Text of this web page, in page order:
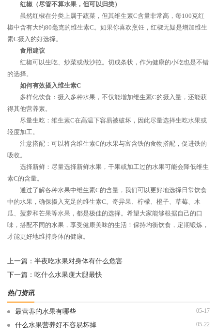
红椒（尽管不算水果，但可以归类）
虽然红椒在分类上属于蔬菜，但其维生素C含量非常高，每100克红
椒中含有大约80毫克的维生素C。如果你喜欢烹饪，红椒无疑是增加维生
素C摄入的好选择。
食用建议
红椒可以生吃、炒菜或做沙拉。切成条状，作为健康的小吃也是不错
的选择。
如何有效摄入维生素C
多样化饮食：摄入多种水果，不仅能增加维生素C的摄入量，还能获
得其他营养素。
尽量生吃：维生素C在高温下容易被破坏，因此尽量选择生吃水果或
轻度加工。
注意搭配：可以将含维生素C的水果与富含铁的食物搭配，促进铁的
吸收。
选择新鲜：尽量选择新鲜水果，干果或加工过的水果可能会降低维生
素C的含量。
通过了解各种水果中维生素C的含量，我们可以更好地选择日常饮食
中的水果，确保摄入充足的维生素C。奇异果、柠檬、橙子、草莓、木
瓜、菠萝和芒果等水果，都是极佳的选择。希望大家能够根据自己的口
味，搭配不同的水果，享受健康美味的生活！保持均衡饮食，定期锻炼，
才能更好地维持身体的健康。
上一篇： 半夜吃水果对身体有什么危害
下一篇： 吃什么水果瘦大腿最快
热门资讯
最营养的水果有哪些 05-17
什么水果营养好不容易坏掉
05-22